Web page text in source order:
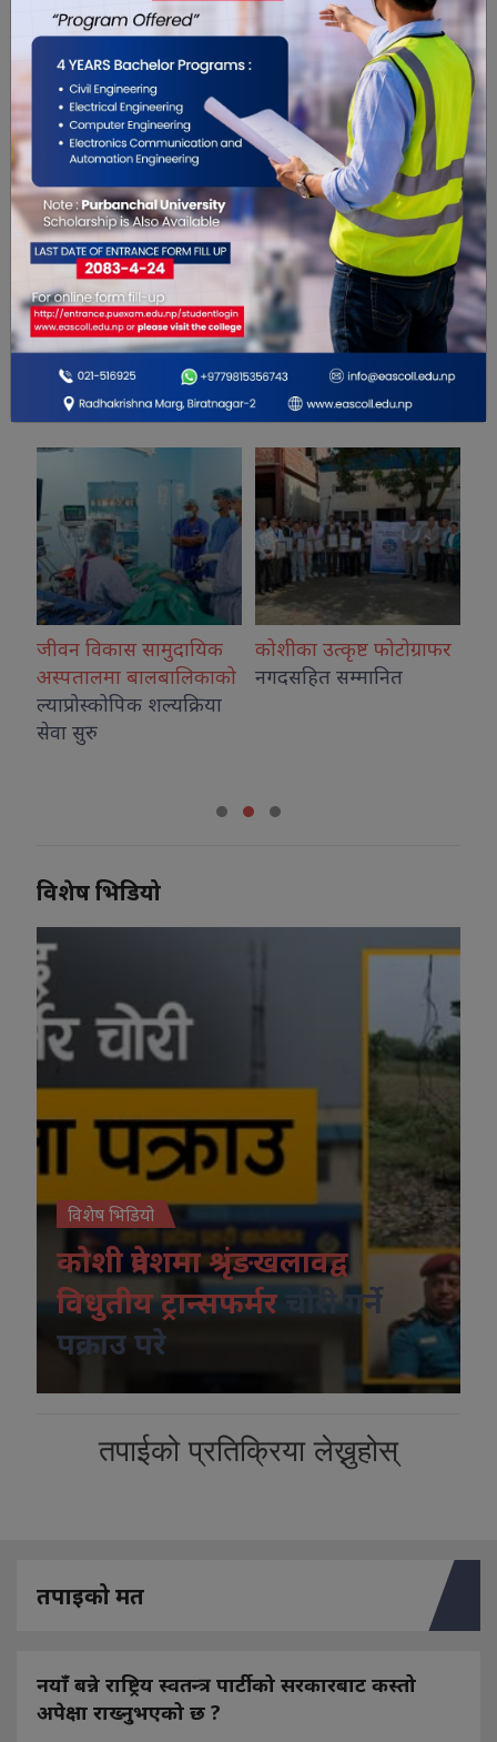
0 0 0 0 0
0
सम्बंधित खबरहरु
जीवन विकास सामुदायिक
अस्पतालमा बालबालिकाको
ल्याप्रोस्कोपिक शल्यक्रिया
सेवा सुरु
कोशीका उत्कृष्ट फोटोग्राफर
नगदसहित सम्मानित
विशेष भिडियो
विशेष भिडियो
कोशी प्रदेशमा श्रृंङखलावद्व
विधुतीय ट्रान्सफर्मर
चोरी गर्ने
पक्राउ परे
तपाईको प्रतिक्रिया लेख्नुहोस्
तपाइको मत
नयाँ बन्ने राष्ट्रिय स्वतन्त्र पार्टीको सरकारबाट कस्तो
अपेक्षा राख्नुभएको छ ?